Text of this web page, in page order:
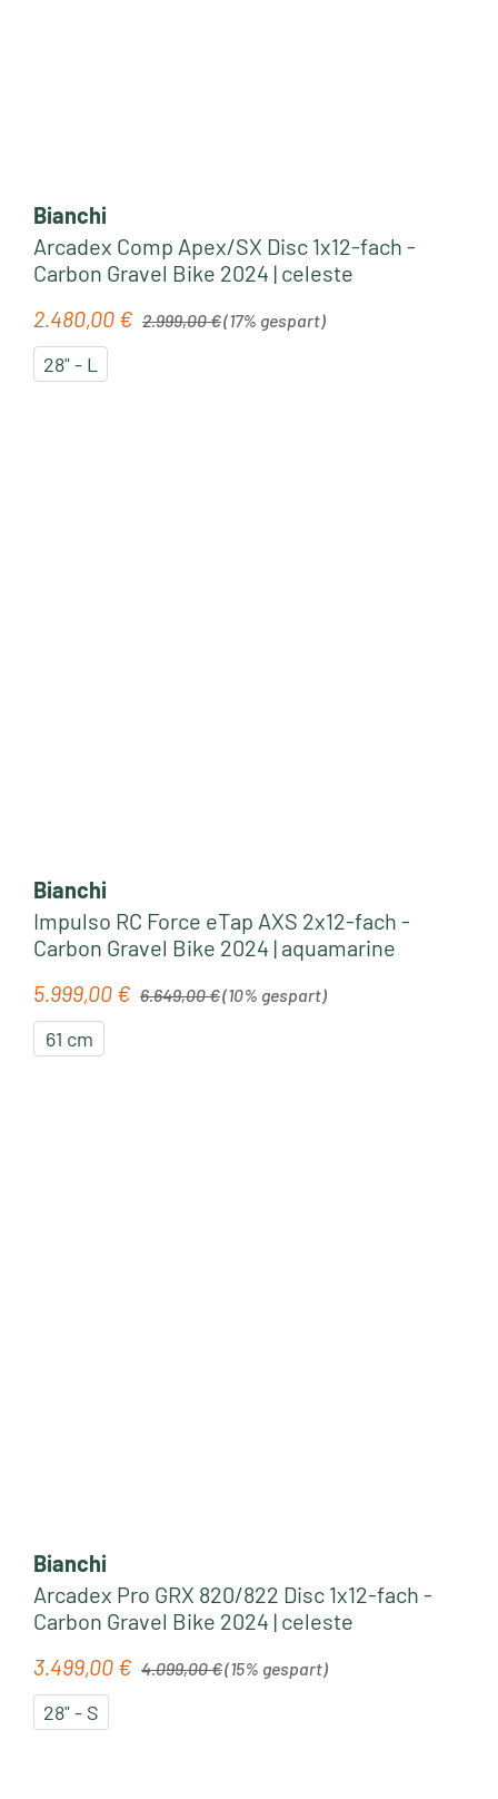
Bianchi
Arcadex Comp Apex/SX Disc 1x12-fach -
Carbon Gravel Bike 2024 | celeste
Verkaufspreis:
2.480,00 € Regulärer Preis:
2.999,00 €(17% gespart)
28" - L
Bianchi
Impulso RC Force eTap AXS 2x12-fach -
Carbon Gravel Bike 2024 | aquamarine
Verkaufspreis:
5.999,00 € 6.649,00 €(10% gespart)
61 cm
Bianchi
Arcadex Pro GRX 820/822 Disc 1x12-fach -
Carbon Gravel Bike 2024 | celeste
Verkaufspreis:
3.499,00 € Regulärer Preis:
4.099,00 €(15% gespart)
28" - S